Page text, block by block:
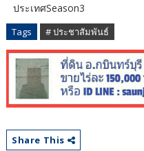
ประเทศSeason3
Tags # ประชาสัมพันธ์
Share This